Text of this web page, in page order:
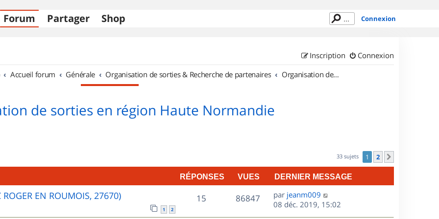
Forum Partager Shop Connexion
Connexion
Inscription
Accueil forum Générale Organisation de sorties & Recherche de partenaires Organisation de sorties en région Haute Normandie
de sorties en région Haute Normandie
33 sujets 1 2
RÉPONSES VUES DERNIER MESSAGE
EN ROUMOIS, 27670)
1 2
15R
é
86847V
u
D
e
par jeanm009
08 déc. 2019, 15:02